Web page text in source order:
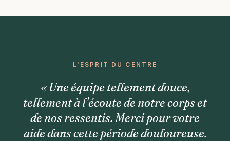
L'ESPRIT DU CENTRE
« Une équipe tellement douce,
tellement à l'écoute de notre corps et
de nos ressentis. Merci pour votre
aide dans cette période douloureuse.